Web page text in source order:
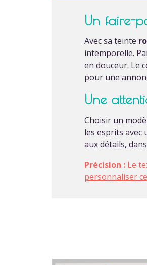
Un faire-
Avec sa teinte
intemporelle.
en douceur. Le
pour une
Une
Choisir un
les esprits avec
aux détails,
Précision : Le
personnaliser